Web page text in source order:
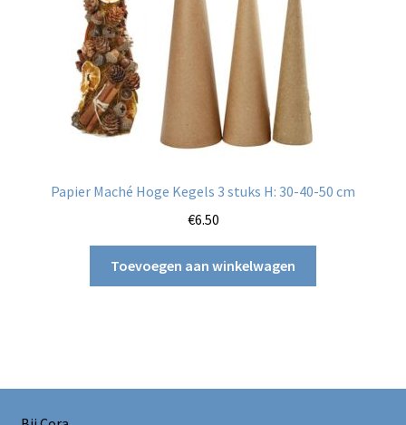
Papier Maché Hoge Kegels 3 stuks H: 30-40-50 cm
€6.50
Toevoegen aan winkelwagen